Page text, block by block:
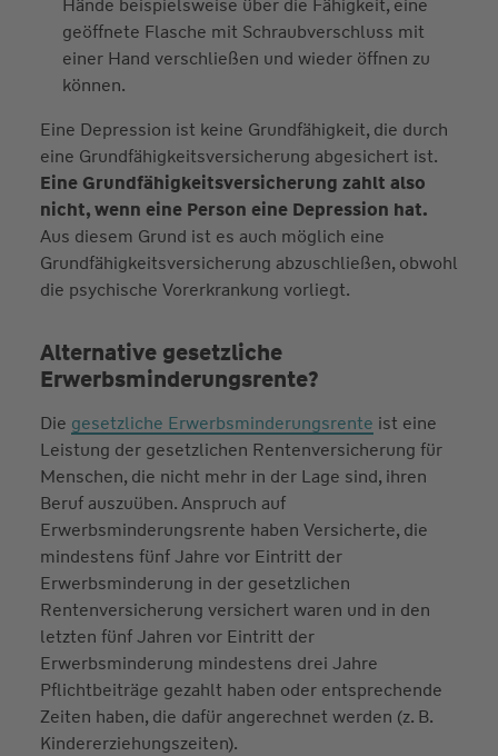
Hände beispielsweise über die Fähigkeit, eine
geöffnete Flasche mit Schraubverschluss mit
einer Hand verschließen und wieder öffnen zu
können.
Eine Depression ist keine Grundfähigkeit, die durch
eine Grundfähigkeitsversicherung abgesichert ist.
Eine Grundfähigkeitsversicherung zahlt also
nicht, wenn eine Person eine Depression hat.
Aus diesem Grund ist es auch möglich eine
Grundfähigkeitsversicherung abzuschließen, obwohl
die psychische Vorerkrankung vorliegt.
Alternative gesetzliche
Erwerbsminderungsrente?
Die gesetzliche Erwerbsminderungsrente ist eine
Leistung der gesetzlichen Rentenversicherung für
Menschen, die nicht mehr in der Lage sind, ihren
Beruf auszuüben. Anspruch auf
Erwerbsminderungsrente haben Versicherte, die
mindestens fünf Jahre vor Eintritt der
Erwerbsminderung in der gesetzlichen
Rentenversicherung versichert waren und in den
letzten fünf Jahren vor Eintritt der
Erwerbsminderung mindestens drei Jahre
Pflichtbeiträge gezahlt haben oder entsprechende
Zeiten haben, die dafür angerechnet werden (z. B.
Kindererziehungszeiten).